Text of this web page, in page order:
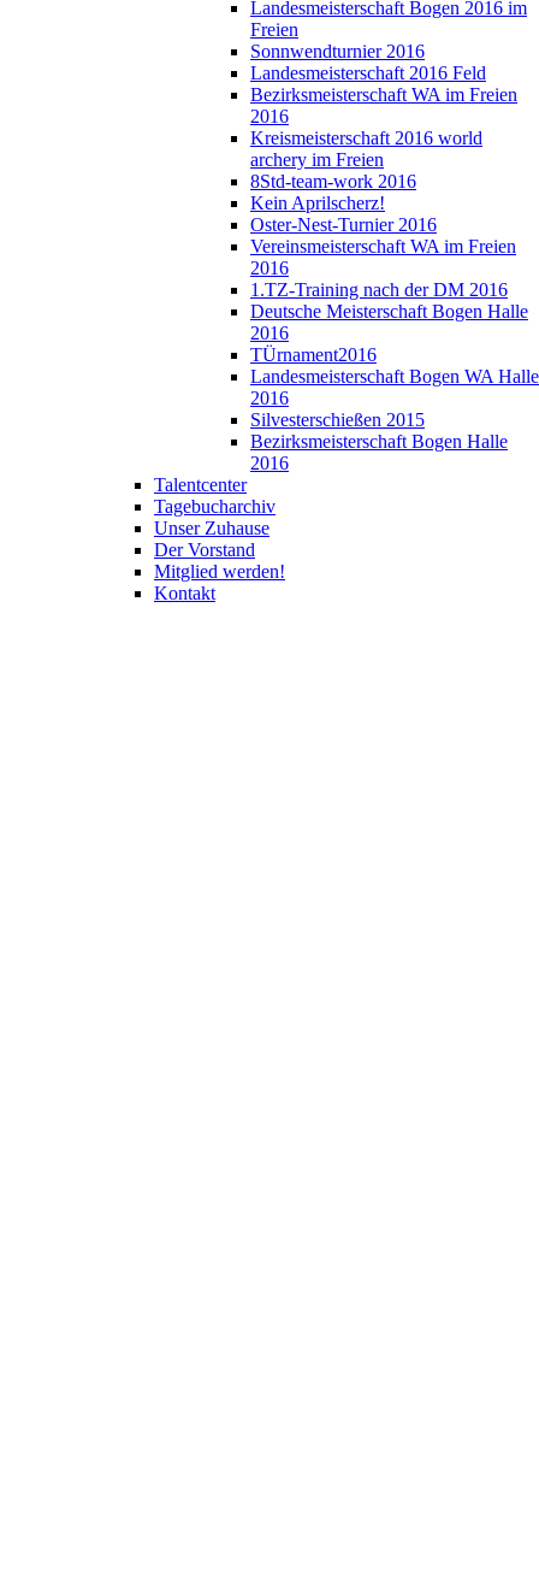
Landesmeisterschaft Bogen 2016 im
Freien
Sonnwendturnier 2016
Landesmeisterschaft 2016 Feld
Bezirksmeisterschaft WA im Freien
2016
Kreismeisterschaft 2016 world
archery im Freien
8Std-team-work 2016
Kein Aprilscherz!
Oster-Nest-Turnier 2016
Vereinsmeisterschaft WA im Freien
2016
1.TZ-Training nach der DM 2016
Deutsche Meisterschaft Bogen Halle
2016
TÜrnament2016
Landesmeisterschaft Bogen WA Halle
2016
Silvesterschießen 2015
Bezirksmeisterschaft Bogen Halle
2016
Talentcenter
Tagebucharchiv
Unser Zuhause
Der Vorstand
Mitglied werden!
Kontakt